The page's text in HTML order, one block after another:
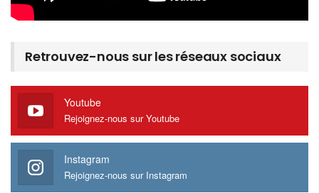
Retrouvez-nous sur les réseaux sociaux
Youtube
Rejoignez-nous sur Youtube
Instagram
Rejoignez-nous sur Instagram